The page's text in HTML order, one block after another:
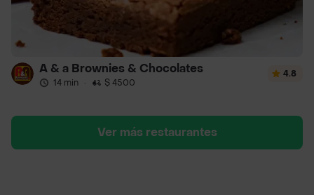
A & a Brownies & Chocolates
14 min · $ 4500
4.8
Ver más restaurantes